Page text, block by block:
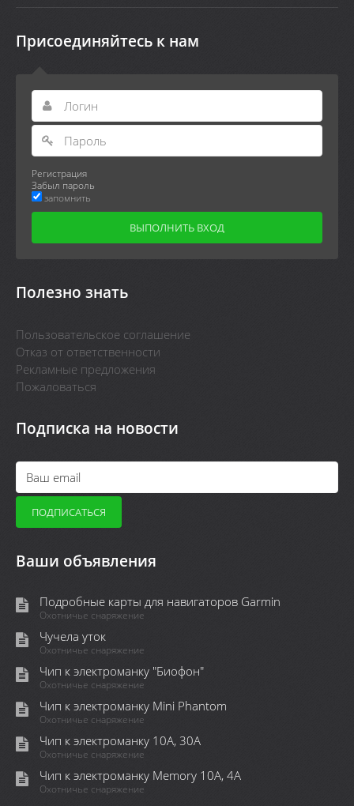
Присоединяйтесь к нам
Регистрация
Забыл пароль
запомнить
Полезно знать
Пользовательское соглашение
Отказ от ответственности
Рекламные предложения
Пожаловаться
Подписка на новости
Ваши объявления
Подробные карты для навигаторов Garmin
Охотничье снаряжение
Чучела уток
Охотничье снаряжение
Чип к электроманку "Биофон"
Охотничье снаряжение
Чип к электроманку Mini Phantom
Охотничье снаряжение
Чип к электроманку 10А, 30А
Охотничье снаряжение
Чип к электроманку Memory 10A, 4А
Охотничье снаряжение